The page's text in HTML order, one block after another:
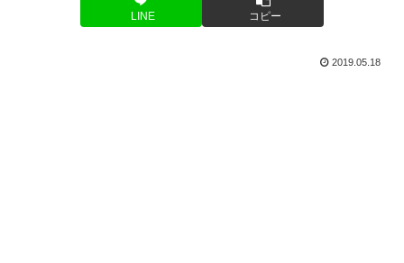
LINE コピー
2019.05.18